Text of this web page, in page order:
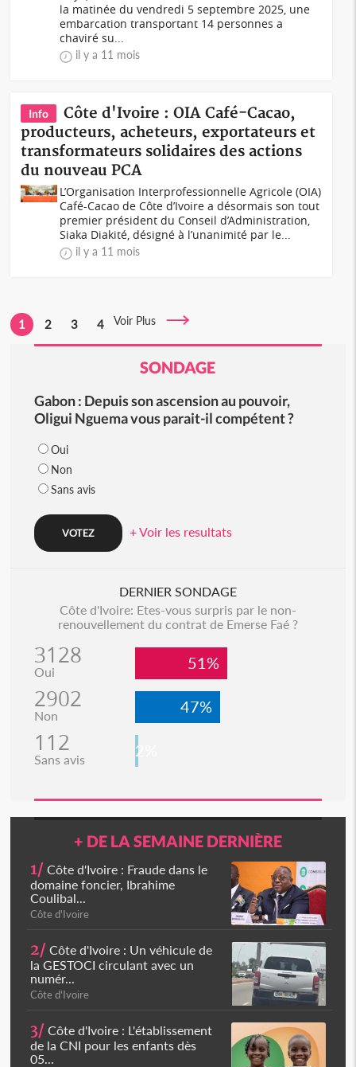
la matinée du vendredi 5 septembre 2025, une
embarcation transportant 14 personnes a
chaviré su...
il y a 11 mois
Info
Côte d'Ivoire : OIA Café-Cacao,
producteurs, acheteurs, exportateurs et
transformateurs solidaires des actions
du nouveau PCA
L’Organisation Interprofessionnelle Agricole (OIA)
Café-Cacao de Côte d’Ivoire a désormais son tout
premier président du Conseil d’Administration,
Siaka Diakité, désigné à l’unanimité par le...
il y a 11 mois
1 2 3 4 Voir Plus
SONDAGE
Gabon : Depuis son ascension au pouvoir,
Oligui Nguema vous parait-il compétent ?
Oui
Non
Sans avis
+ Voir les resultats
DERNIER SONDAGE
Côte d'Ivoire: Etes-vous surpris par le non-
renouvellement du contrat de Emerse Faé ?
3128
Oui 51%
2902
Non 47%
112
Sans avis 2%
+ DE LA SEMAINE DERNIÈRE
1/ Côte d'Ivoire : Fraude dans le
domaine foncier, Ibrahime
Coulibal...
Côte d'Ivoire
2/ Côte d'Ivoire : Un véhicule de
la GESTOCI circulant avec un
numér...
Côte d'Ivoire
3/ Côte d'Ivoire : L'établissement
de la CNI pour les enfants dès
05...